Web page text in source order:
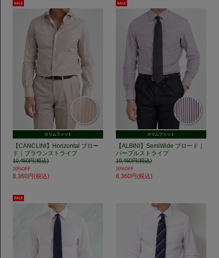
スリムフィット
【CANCLINI】Horizontal ブロー
ド｜ブラウンストライプ
10,450円(税込)
20%OFF
8,360円(税込)
スリムフィット
【ALBINI】SemiWide ブロード｜
パープルストライプ
10,450円(税込)
20%OFF
8,360円(税込)